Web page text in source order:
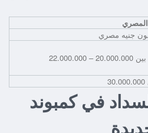
المصري
في كمبوند